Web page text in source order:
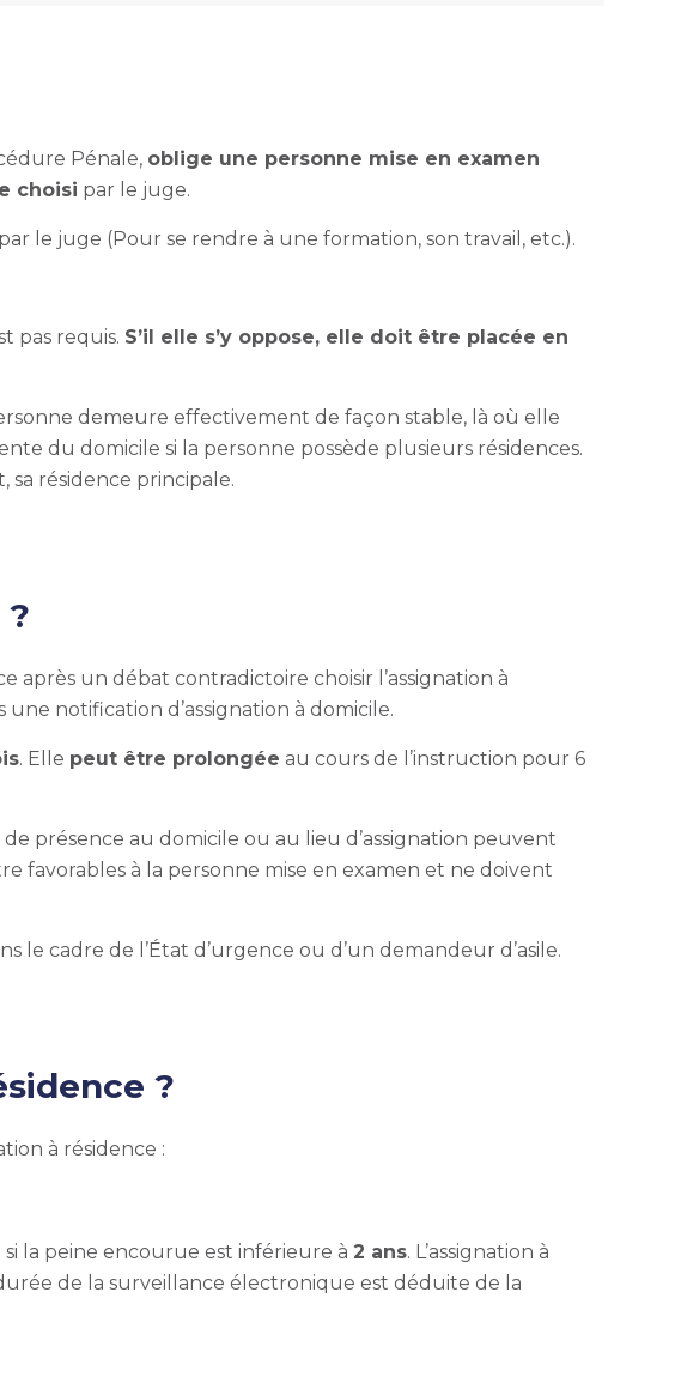
Pénale, oblige une personne mise en examen
choisi par le juge.
le juge (Pour se rendre à une formation, son travail, etc.).
pas requis. S’il elle s’y oppose, elle doit être placée en
demeure effectivement de façon stable, là où elle
du domicile si la personne possède plusieurs résidences.
sa résidence principale.
après un débat contradictoire choisir l’assignation à
notification d’assignation à domicile.
. Elle peut être prolongée au cours de l’instruction pour 6
de présence au domicile ou au lieu d’assignation peuvent
favorables à la personne mise en examen et ne doivent
le cadre de l’État d’urgence ou d’un demandeur d’asile.
?
à résidence :
la peine encourue est inférieure à 2 ans. L’assignation à
de la surveillance électronique est déduite de la